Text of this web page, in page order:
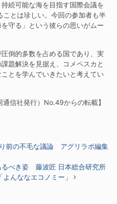
続可能な海を目指す国際会議を
とは珍しい。今回の参加者も半
守る」という彼らの思いがムー
倒的多数を占める国であり、実
題解決を見据え、コメペスカと
とを学んでいきたいと考えてい
通信社発行）No.49からの転載】
前の不毛な議論 アグリラボ編集
べき姿 藤波匠 日本総合研究所
んななエコノミー」